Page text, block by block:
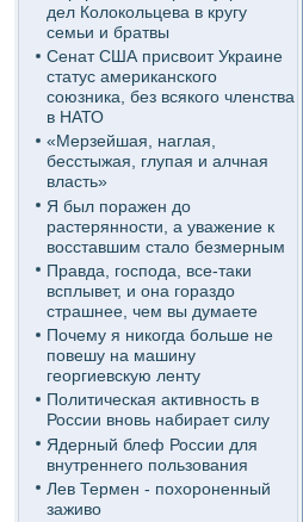
дел Колокольцева в кругу
семьи и братвы
Сенат США присвоит Украине
статус американского
союзника, без всякого членства
в НАТО
«Мерзейшая, наглая,
бесстыжая, глупая и алчная
власть»
Я был поражен до
растерянности, а уважение к
восставшим стало безмерным
Правда, господа, все-таки
всплывет, и она гораздо
страшнее, чем вы думаете
Почему я никогда больше не
повешу на машину
георгиевскую ленту
Политическая активность в
России вновь набирает силу
Ядерный блеф России для
внутреннего пользования
Лев Термен - похороненный
заживо